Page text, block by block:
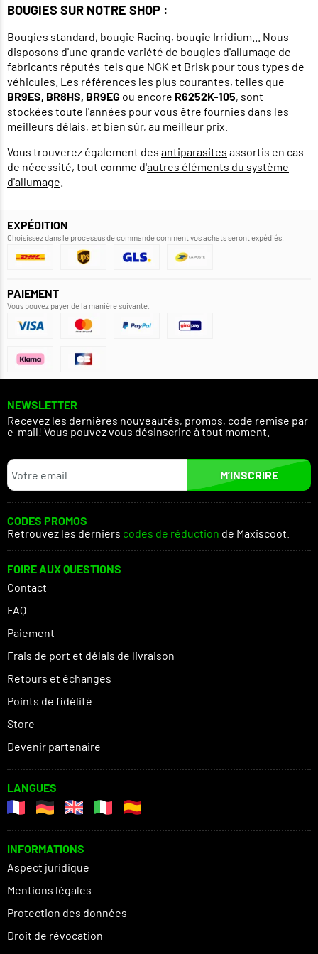
BOUGIES SUR NOTRE SHOP :
Bougies standard, bougie Racing, bougie Irridium... Nous
disposons d'une grande variété de bougies d'allumage de
fabricants réputés tels que NGK et Brisk pour tous types de
véhicules. Les références les plus courantes, telles que
BR9ES, BR8HS, BR9EG ou encore R6252K-105, sont
stockées toute l'années pour vous être fournies dans les
meilleurs délais, et bien sûr, au meilleur prix.
Vous trouverez également des antiparasites assortis en cas
de nécessité, tout comme d'autres éléments du système
d'allumage
EXPÉDITION
Choisissez dans le processus de commande comment vos achats seront expédiés.
PAIEMENT
Vous pouvez payer de la manière suivante.
NEWSLETTER
Recevez les dernières nouveautés, promos, code remise par
e-mail! Vous pouvez vous désinscrire à tout moment.
M’INSCRIRE
CODES PROMOS
Retrouvez les derniers codes de réduction de Maxiscoot.
FOIRE AUX QUESTIONS
Contact
FAQ
Paiement
Frais de port et délais de livraison
Retours et échanges
Points de fidélité
Store
Devenir partenaire
LANGUES
INFORMATIONS
Aspect juridique
Mentions légales
Protection des données
Droit de révocation